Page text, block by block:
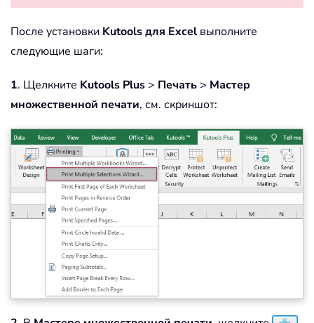
После установки Kutools для Excel выполните
следующие шаги:
1. Щелкните Kutools Plus > Печать > Мастер
множественной печати, см. скриншот: